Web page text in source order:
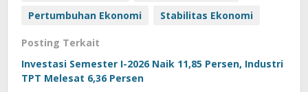
Pertumbuhan Ekonomi
Stabilitas Ekonomi
Posting Terkait
Investasi Semester I-2026 Naik 11,85 Persen, Industri
TPT Melesat 6,36 Persen